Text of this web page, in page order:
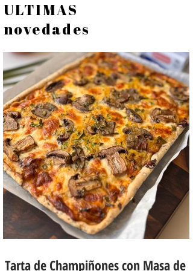
ULTIMAS
novedades
Tarta de Champiñones con Masa de